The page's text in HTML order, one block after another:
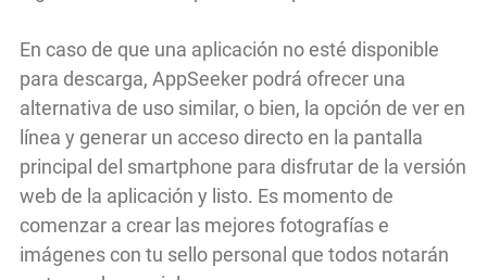
En caso de que una aplicación no esté disponible
para descarga, AppSeeker podrá ofrecer una
alternativa de uso similar, o bien, la opción de ver en
línea y generar un acceso directo en la pantalla
principal del smartphone para disfrutar de la versión
web de la aplicación y listo. Es momento de
comenzar a crear las mejores fotografías e
imágenes con tu sello personal que todos notarán